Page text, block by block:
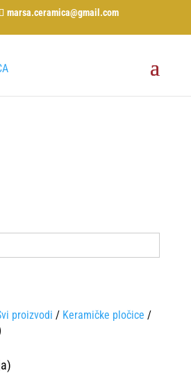
marsa.ceramica@gmail.com
proizvodi / Keramičke pločice /